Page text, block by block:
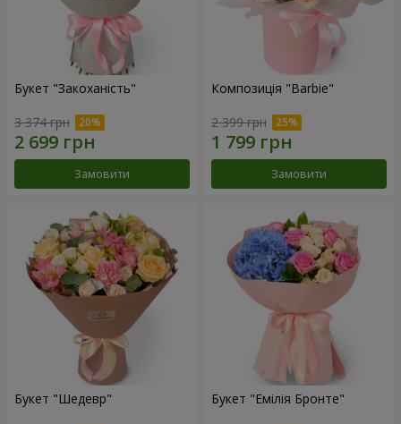
Букет "Закоханість"
3 374 грн
Замовити
Композиція "Barbie"
2 399 грн
Замовити
Букет "Шедевр" Букет "Емілія Бронте"